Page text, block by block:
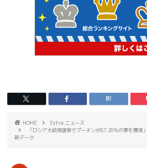
HOME
Extra ニュース
「ロシア大統領選挙でプーチンが87.26％の票を獲得
新データ